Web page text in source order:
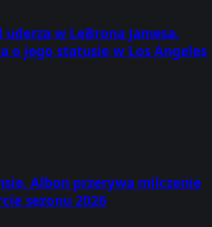
w LeBrona Jamesa.
o jego statusie w Los Angeles
Albon przerywa milczenie
sezonu 2026